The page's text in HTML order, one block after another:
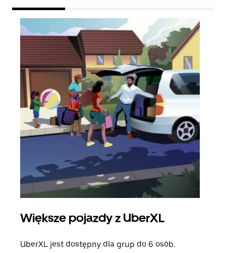
Większe pojazdy z UberXL
UberXL jest dostępny dla grup do 6 osób.